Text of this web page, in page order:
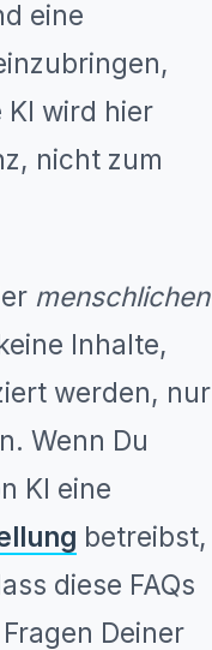
eine
KI wird hier
nicht zum
menschlichen
Inhalte,
werden, nur
Wenn Du
KI eine
betreibst,
diese FAQs
Deiner